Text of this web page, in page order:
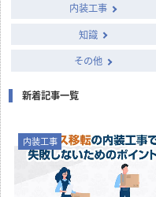
内装工事
知識
その他
新着記事一覧
内装工事